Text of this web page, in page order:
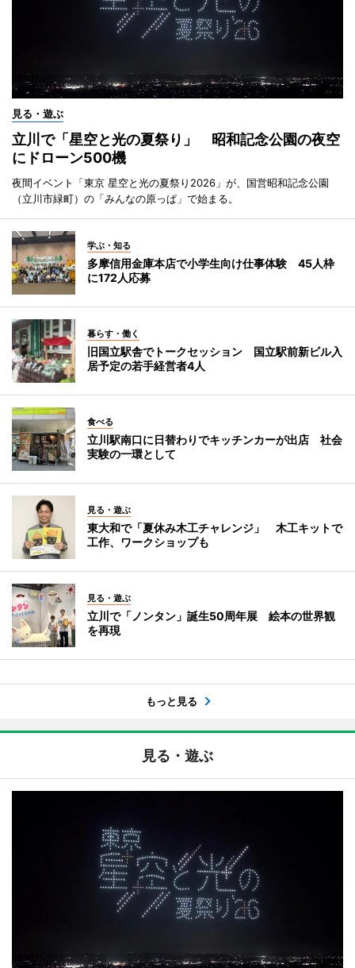
見る・遊ぶ
立川で「星空と光の夏祭り」 昭和記念公園の夜空
にドローン500機
夜間イベント「東京 星空と光の夏祭り2026」が、国営昭和記念公園
（立川市緑町）の「みんなの原っぱ」で始まる。
学ぶ・知る
多摩信用金庫本店で小学生向け仕事体験 45人枠
に172人応募
暮らす・働く
旧国立駅舎でトークセッション 国立駅前新ビル入
居予定の若手経営者4人
食べる
立川駅南口に日替わりでキッチンカーが出店 社会
実験の一環として
見る・遊ぶ
東大和で「夏休み木工チャレンジ」 木工キットで
工作、ワークショップも
見る・遊ぶ
立川で「ノンタン」誕生50周年展 絵本の世界観
を再現
もっと見る
見る・遊ぶ